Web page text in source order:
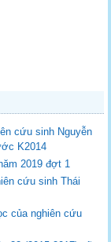
cứu sinh Nguyễn
K2014
2019 đợt 1
cứu sinh Thái
của nghiên cứu